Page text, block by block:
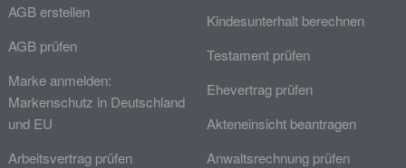
AGB erstellen
AGB prüfen
Marke anmelden:
Markenschutz in Deutschland
und EU
Arbeitsvertrag prüfen
Kindesunterhalt berechnen
Testament prüfen
Ehevertrag prüfen
Akteneinsicht beantragen
Anwaltsrechnung prüfen